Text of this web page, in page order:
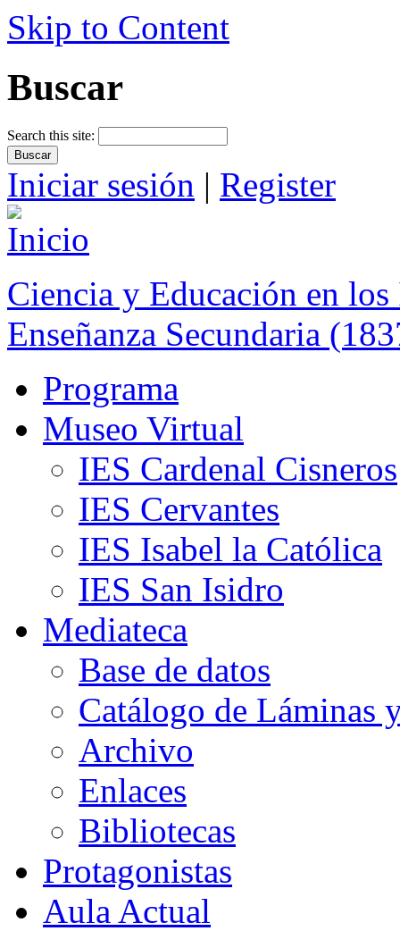
Skip to Content
Buscar
Search this site:
Iniciar sesión | Register
Ciencia y Educación en
Enseñanza Secundaria
Programa
Museo Virtual
IES Cardenal Cisneros
IES Cervantes
IES Isabel la Católica
IES San Isidro
Mediateca
Base de datos
Catálogo de Láminas
Archivo
Enlaces
Bibliotecas
Protagonistas
Aula Actual